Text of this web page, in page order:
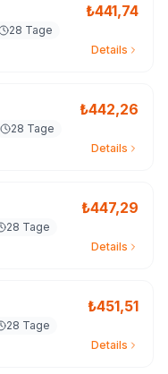
₺441,74
28 Tage
Details
₺442,26
28 Tage
Details
₺447,29
28 Tage
Details
₺451,51
28 Tage
Details